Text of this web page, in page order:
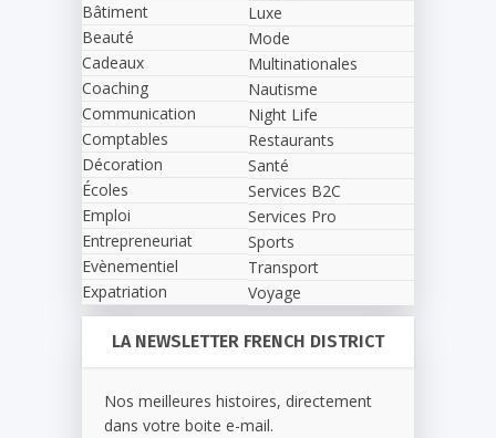
Bâtiment
Beauté
Cadeaux
Coaching
Communication
Comptables
Décoration
Écoles
Emploi
Entrepreneuriat
Evènementiel
Expatriation
Luxe
Mode
Multinationales
Nautisme
Night Life
Restaurants
Santé
Services B2C
Services Pro
Sports
Transport
Voyage
LA NEWSLETTER FRENCH DISTRICT
Nos meilleures histoires, directement
dans votre boite e-mail.